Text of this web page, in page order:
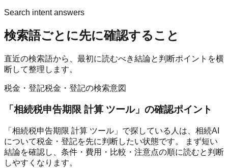
Search intent answers
検索語ごとに先に確認すること
直近の検索語から、最初に読むべき結論と判断ポイントを横
断して整理します。
税金・登記税金・登記の検索意図
「 相続税申告期限 計算 ツール」の確認ポイント
「相続税申告期限 計算 ツール」で探している人は、相続AI
について税金・登記を先に判断したい状態です。 まず短い
結論を確認し、条件・費用・比較・注意点の順に読むと判断
しやすくなります。